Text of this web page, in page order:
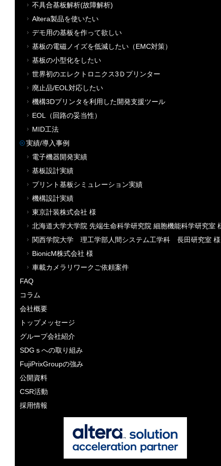
不具合基板解析(故障解析)
Altera製品を使いたい
デモ用の基板を作って欲しい
基板の電磁ノイズを低減したい（EMC対策）
基板の小型化をしたい
世界初のエレクトロニクス3Ｄプリンター
廃止品/EOL対応したい
機構3Dプリンタを利用した開発支援ツール
EOL（回路の妥当性）
MID工法
実績/導入事例
電子機器開発実績
基板設計実績
プリント基板シミュレーション実績
機構設計実績
東京計装株式会社 様
北海道大学大学院 先端生命科学研究院 細胞機能科学研究室
関西学院大学 理工学部人間システム工学科 長田研究室 様
BionicM株式会社 様
車載カメラリワークご依頼案件
FAQ
コラム
会社概要
トップメッセージ
グループ会社紹介
SDGｓへの取り組み
FujiPrixGroupの強み
公開資料
CSR活動
採用情報